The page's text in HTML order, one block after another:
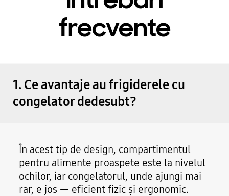
frecvente
1. Ce avantaje au frigiderele cu
congelator dedesubt?
În acest tip de design, compartimentul
pentru alimente proaspete este la nivelul
ochilor, iar congelatorul, unde ajungi mai
rar, e jos — eficient fizic și ergonomic.